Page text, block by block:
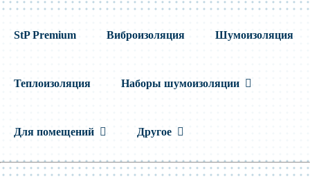
StP Premium Виброизоляция Шумоизоляция
Теплоизоляция Наборы шумоизоляции
Для помещений Другое